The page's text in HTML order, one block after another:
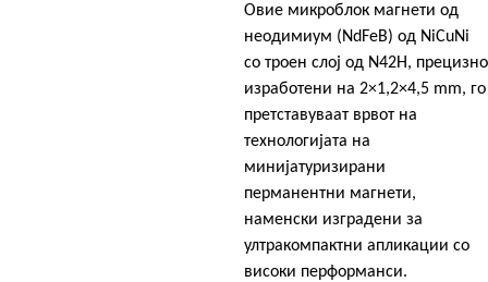
Овие микроблок магнети од
неодимиум (NdFeB) од NiCuNi
со троен слој од N42H, прецизно
изработени на 2×1,2×4,5 mm, го
претставуваат врвот на
технологијата на
минијатуризирани
перманентни магнети,
наменски изградени за
ултракомпактни апликации со
високи перформанси.